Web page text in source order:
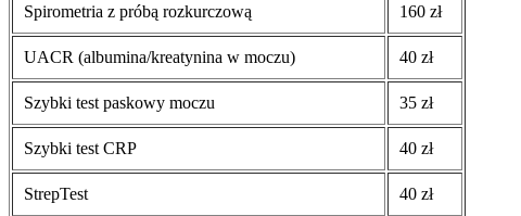
Spirometria z próbą rozkurczową 160 zł
UACR (albumina/kreatynina w moczu) 40 zł
Szybki test paskowy moczu 35 zł
Szybki test CRP 40 zł
StrepTest 40 zł